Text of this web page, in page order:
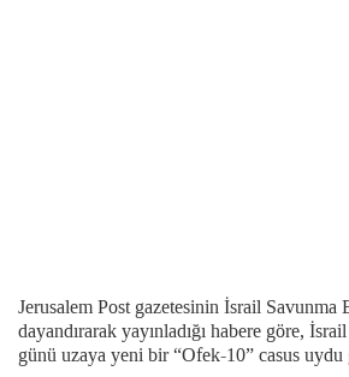
Jerusalem Post gazetesinin İsrail Savunma
dayandırarak yayınladığı habere göre,
günü uzaya yeni bir “Ofek-10” casus uydu